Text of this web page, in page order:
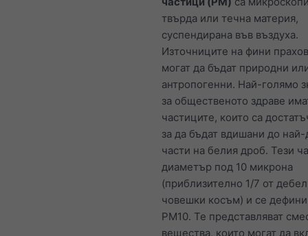
твърда или течна материя,
суспендирана във въздуха.
Източниците на фини
могат да бъдат природни
антропогенни. Най-голямо
за общественото здраве
частиците, които са
за да бъдат вдишани до
части на белия дроб. Тези
диаметър под 10 микрона
(приблизително 1/7 от
човешки косъм) и се
PM10. Те представляват
вещества, които могат да